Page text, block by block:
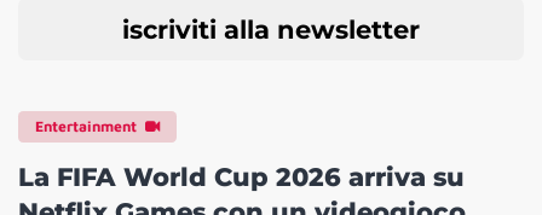
iscriviti alla newsletter
Entertainment
La FIFA World Cup 2026 arriva su